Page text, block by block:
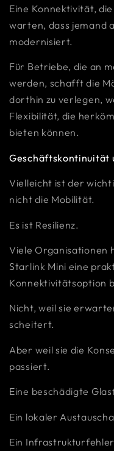
Eine Konnektivität,
warten, dass jemand
modernisiert.
Für Betriebe, die an
werden, schafft die
dorthin zu verlegen,
Flexibilität, die
bieten können.
Geschäftskontinuität
Vielleicht ist der
nicht die Mobilität.
Es ist Resilienz.
Viele Organisationen
Starlink Mini eine
Konnektivitätsoption
Nicht, weil sie
scheitert.
Aber weil sie die
passiert.
Eine beschädigte
Ein lokaler
Ein